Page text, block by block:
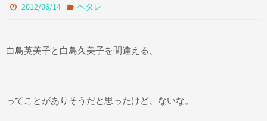
2012/06/14 ヘタレ
白鳥英美子と白鳥久美子を間違える、
ってことがありそうだと思ったけど、ないな。